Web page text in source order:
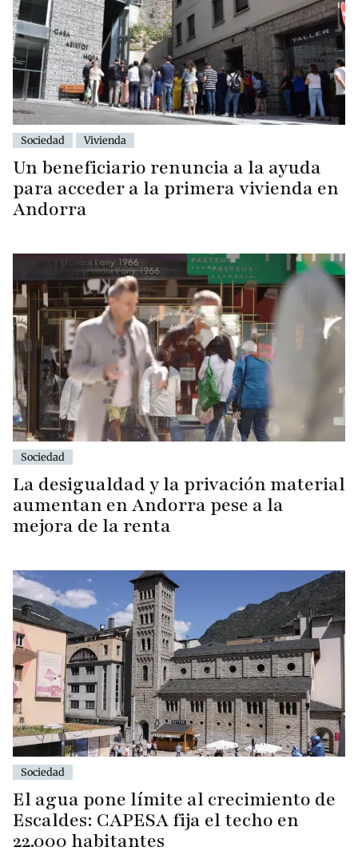
Sociedad Vivienda
Un beneficiario renuncia a la ayuda
para acceder a la primera vivienda en
Andorra
Sociedad
La desigualdad y la privación material
aumentan en Andorra pese a la
mejora de la renta
Sociedad
El agua pone límite al crecimiento de
Escaldes: CAPESA fija el techo en
22.000 habitantes